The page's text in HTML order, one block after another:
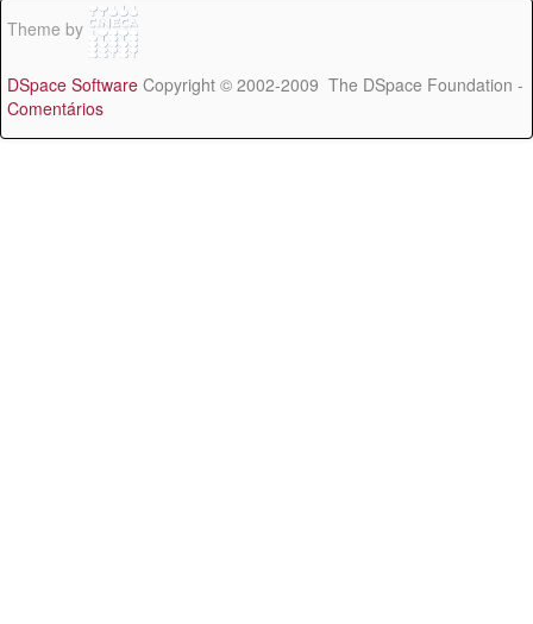
Theme by
DSpace Software Copyright © 2002-2009 The DSpace Foundation -
Comentários